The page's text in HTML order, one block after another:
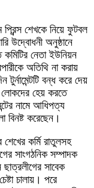
শেখকে নিয়ে ফুটবল
উদ্বোধনী অনুষ্ঠানে
নেতা ইউনিয়ন
অতিথি না করায়
বন্ধ করে দেয়
লোকদের হেয় করতে
নামে আধিপত্য
বিনষ্ট করেছেন।
শেখের কর্মি রাতুলসহ
সাংগঠনিক সম্পাদক
সাবেক
চালায়। পরে